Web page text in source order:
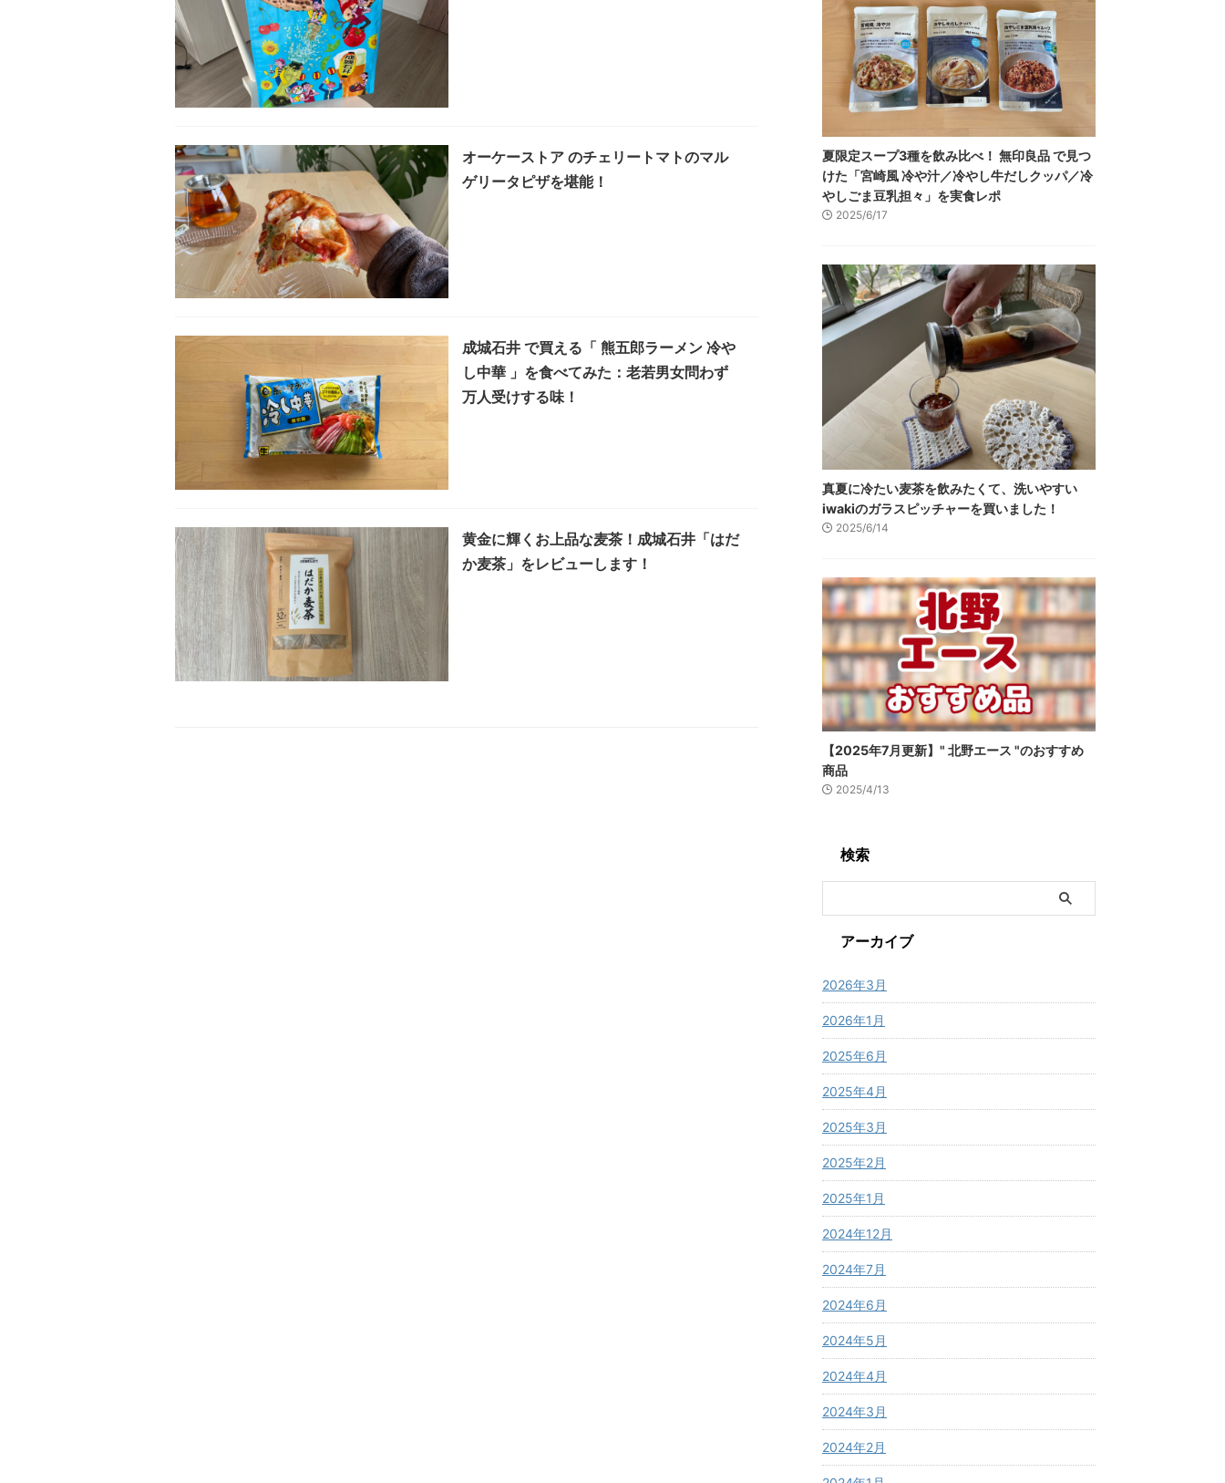
オーケーストア のチェリートマトのマル
ゲリータピザを堪能！
成城石井 で買える「 熊五郎ラーメン 冷や
し中華 」を食べてみた：老若男女問わず
万人受けする味！
黄金に輝くお上品な麦茶！成城石井「はだ
か麦茶」をレビューします！
夏限定スープ3種を飲み比べ！ 無印良品 で見つ
けた「宮崎風 冷や汁／冷やし牛だしクッパ／冷
やしごま豆乳担々」を実食レポ
2025/6/17
真夏に冷たい麦茶を飲みたくて、洗いやすい
iwakiのガラスピッチャーを買いました！
2025/6/14
【2025年7月更新】" 北野エース "のおすすめ
商品
2025/4/13
検索
アーカイブ
2026年3月
2026年1月
2025年6月
2025年4月
2025年3月
2025年2月
2025年1月
2024年12月
2024年7月
2024年6月
2024年5月
2024年4月
2024年3月
2024年2月